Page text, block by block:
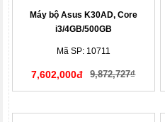
Máy bộ Asus K30AD, Core
i3/4GB/500GB
Mã SP: 10711
7,602,000đ 9,872,727₫